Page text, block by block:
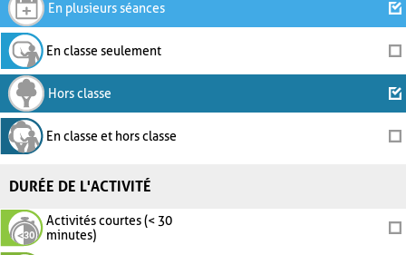
En plusieurs séances
En classe seulement
Hors classe
En classe et hors classe
DURÉE DE L'ACTIVITÉ
Activités courtes (< 30
minutes)